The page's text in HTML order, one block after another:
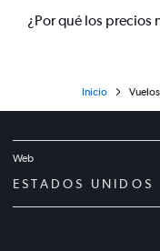
¿Por qué los precios
Inicio
Web
ESTADOS UNIDOS